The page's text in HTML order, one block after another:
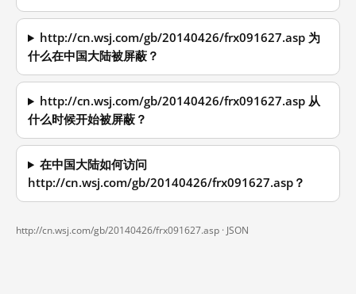
http://cn.wsj.com/gb/20140426/frx091627.asp 为
什么在中国大陆被屏蔽？
http://cn.wsj.com/gb/20140426/frx091627.asp 从
什么时候开始被屏蔽？
在中国大陆如何访问
http://cn.wsj.com/gb/20140426/frx091627.asp？
http://cn.wsj.com/gb/20140426/frx091627.asp · JSON